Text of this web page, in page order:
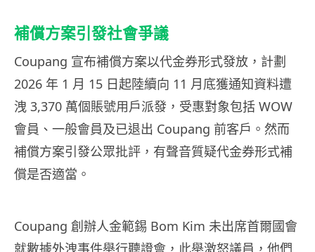
補償方案引發社會爭議
Coupang 宣布補償方案以代金券形式發放，計劃
2026 年 1 月 15 日起陸續向 11 月底獲通知資料遭
洩 3,370 萬個賬號用戶派發，受惠對象包括 WOW
會員、一般會員及已退出 Coupang 前客戶。然而
補償方案引發公眾批評，有聲音質疑代金券形式補
償是否適當。
Coupang 創辦人金範錫 Bom Kim 未出席首爾國會